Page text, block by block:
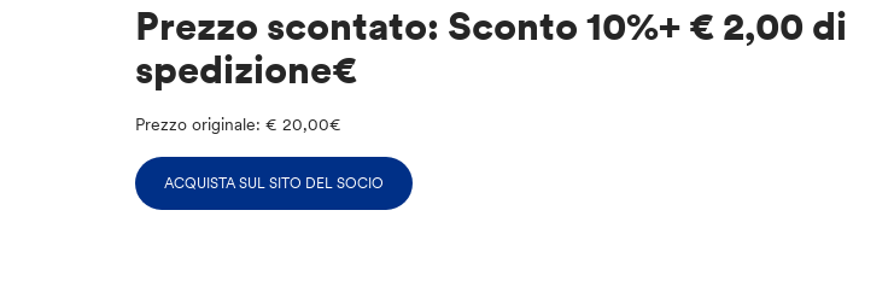
Prezzo scontato: Sconto 10%+ € 2,00 di
spedizione€
Prezzo originale: € 20,00€
ACQUISTA SUL SITO DEL SOCIO